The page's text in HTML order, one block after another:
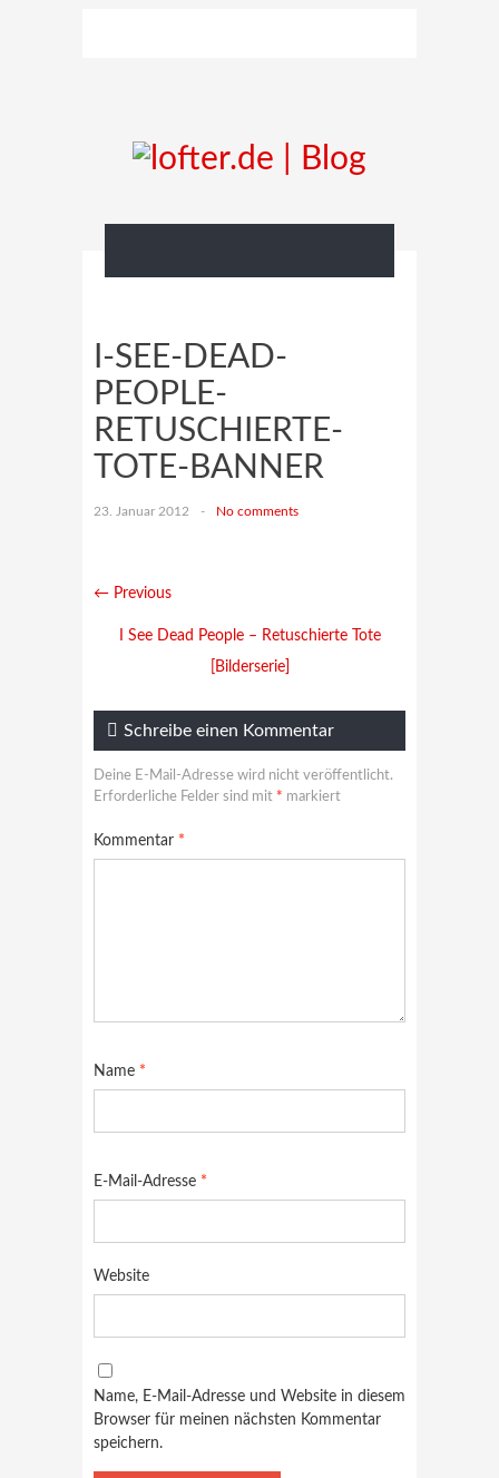
I-SEE-DEAD-
PEOPLE-
RETUSCHIERTE-
TOTE-BANNER
23. Januar 2012 - No comments
← Previous
I See Dead People – Retuschierte Tote
[Bilderserie]
Schreibe einen Kommentar
Deine E-Mail-Adresse wird nicht veröffentlicht.
Erforderliche Felder sind mit * markiert
Kommentar *
Name *
E-Mail-Adresse *
Website
Name, E-Mail-Adresse und Website in diesem
Browser für meinen nächsten Kommentar
speichern.